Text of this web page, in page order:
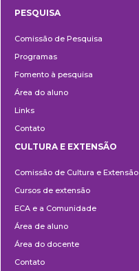
PESQUISA
Comissão de Pesquisa
Programas
Fomento à pesquisa
Área do aluno
Links
Contato
e
Extensão
CULTURA E EXTENSÃO
Comissão de Cultura e Extensão
Cursos de extensão
ECA e a Comunidade
Área de aluno
Área do docente
Contato